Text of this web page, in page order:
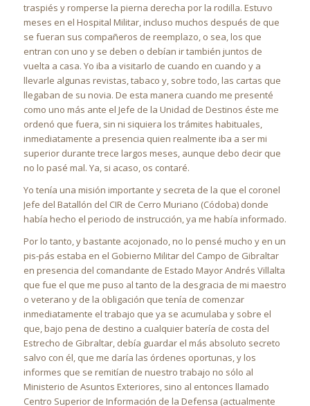
traspiés y romperse la pierna derecha por la rodilla. Estuvo
meses en el Hospital Militar, incluso muchos después de que
se fueran sus compañeros de reemplazo, o sea, los que
entran con uno y se deben o debían ir también juntos de
vuelta a casa. Yo iba a visitarlo de cuando en cuando y a
llevarle algunas revistas, tabaco y, sobre todo, las cartas que
llegaban de su novia. De esta manera cuando me presenté
como uno más ante el Jefe de la Unidad de Destinos éste me
ordenó que fuera, sin ni siquiera los trámites habituales,
inmediatamente a presencia quien realmente iba a ser mi
superior durante trece largos meses, aunque debo decir que
no lo pasé mal. Ya, si acaso, os contaré.
Yo tenía una misión importante y secreta de la que el coronel
Jefe del Batallón del CIR de Cerro Muriano (Códoba) donde
había hecho el periodo de instrucción, ya me había informado.
Por lo tanto, y bastante acojonado, no lo pensé mucho y en un
pis-pás estaba en el Gobierno Militar del Campo de Gibraltar
en presencia del comandante de Estado Mayor Andrés Villalta
que fue el que me puso al tanto de la desgracia de mi maestro
o veterano y de la obligación que tenía de comenzar
inmediatamente el trabajo que ya se acumulaba y sobre el
que, bajo pena de destino a cualquier batería de costa del
Estrecho de Gibraltar, debía guardar el más absoluto secreto
salvo con él, que me daría las órdenes oportunas, y los
informes que se remitían de nuestro trabajo no sólo al
Ministerio de Asuntos Exteriores, sino al entonces llamado
Centro Superior de Información de la Defensa (actualmente